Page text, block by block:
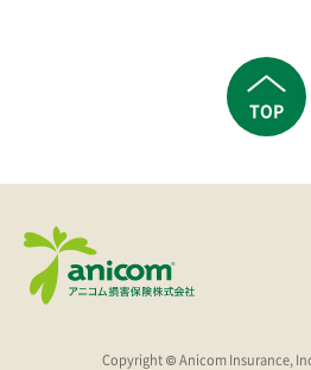
TOP
Copyright © Anicom Insurance,